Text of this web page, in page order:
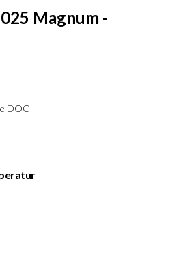
Magnum -
DOC